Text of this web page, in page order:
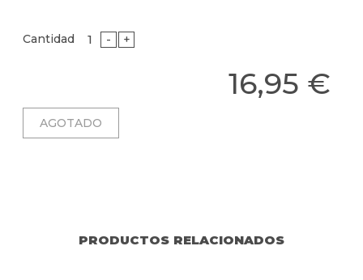
Cantidad - +
16,95 €
PRODUCTOS RELACIONADOS